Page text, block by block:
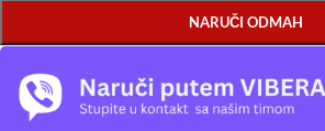
NARUČI ODMAH